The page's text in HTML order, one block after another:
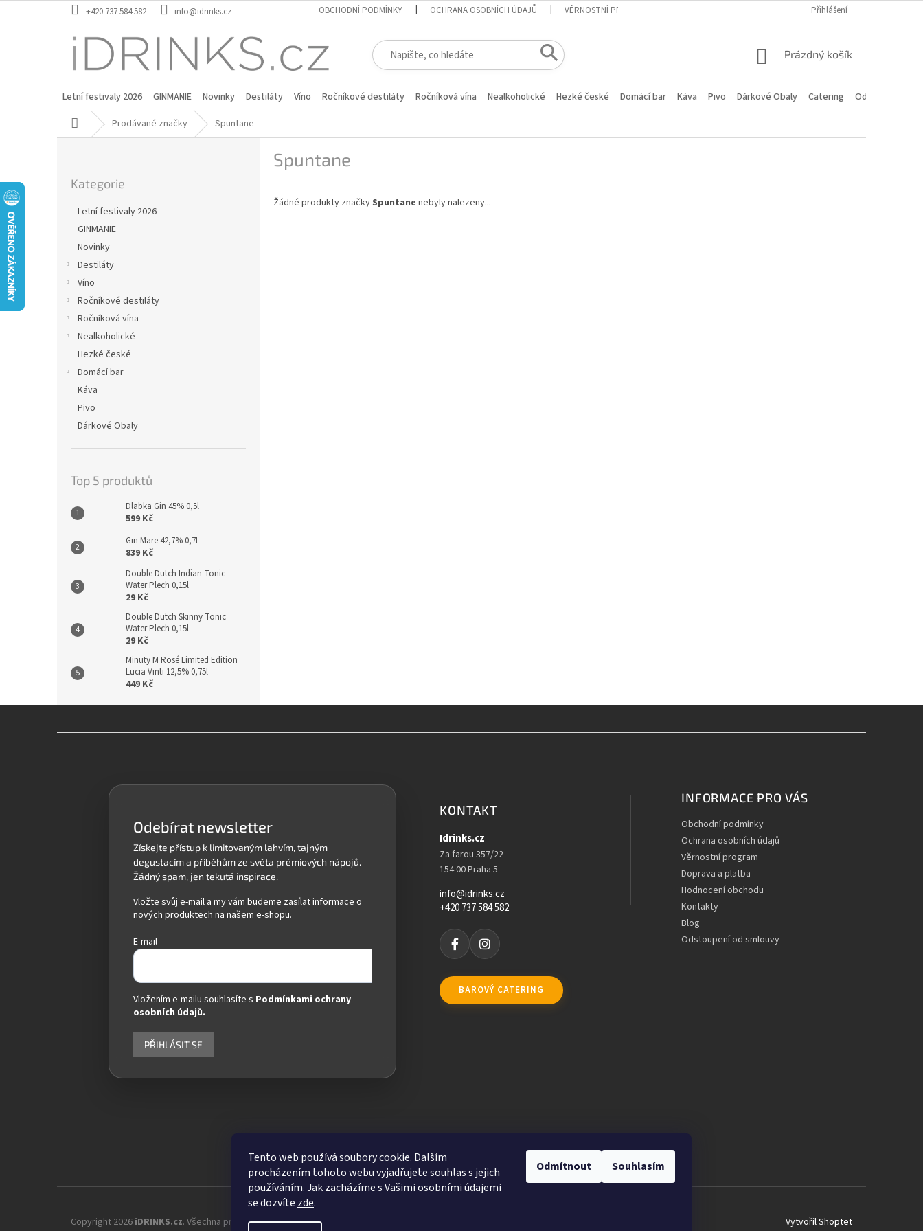
Tento web používá soubory cookie. Dalším
procházením tohoto webu vyjadřujete souhlas s jejich
používáním. Jak zacházíme s Vašimi osobními údajemi
se dozvíte zde.
Odmítnout Souhlasím
na
+420 737 584 582 info@idrinks.cz OBCHODNÍ PODMÍNKY OCHRANA OSOBNÍCH ÚDAJŮ VĚRNOSTNÍ PROGRAM HODNOCENÍ OBCHODU
Přihlášení
NÁKUPNÍ
Prázdný košík
Letní festivaly 2026 GINMANIE Novinky Destiláty Víno Ročníkové destiláty Ročníková vína Nealkoholické Hezké české Domácí bar Káva Pivo Dárkové Obaly Catering
Odstoupení od
Domů Prodávané značky Spuntane
kategorie
Kategorie
Letní festivaly 2026
GINMANIE
Novinky
Destiláty
Víno
Ročníkové destiláty
Ročníková vína
Nealkoholické
Hezké české
Domácí bar
Káva
Pivo
Dárkové Obaly
Top 5 produktů
Dlabka Gin 45% 0,5l
599 Kč
Gin Mare 42,7% 0,7l
839 Kč
Double Dutch Indian Tonic
Water Plech 0,15l
29 Kč
Double Dutch Skinny Tonic
Water Plech 0,15l
29 Kč
Minuty M Rosé Limited Edition
Lucia Vinti 12,5% 0,75l
449 Kč
Spuntane
Žádné produkty značkySpuntane nebyly nalezeny...
Odebírat newsletter
Vložte svůj e-mail a my vám budeme zasílat informace o
nových produktech na našem e-shopu.
E-mail
Vložením e-mailu souhlasíte s Podmínkami ochrany
osobních údajů.
PŘIHLÁSIT SE
KONTAKT
Idrinks.cz
Za farou 357/22
154 00 Praha 5
info@idrinks.cz
+420 737 584 582
BAROVÝ CATERING
INFORMACE PRO VÁS
Obchodní podmínky
Ochrana osobních údajů
Věrnostní program
Doprava a platba
Hodnocení obchodu
Kontakty
Blog
Odstoupení od smlouvy
Vytvořil Shoptet
Copyright 2026 iDRINKS.cz. Všechna práva vyhrazena.Upravit nastavení cookies